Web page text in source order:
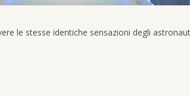
le stesse identiche sensazioni degli